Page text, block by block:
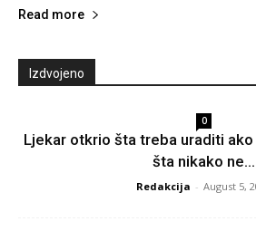
Read more
Izdvojeno
0
Ljekar otkrio šta treba uraditi
šta nikako ne...
Redakcija - August 5,